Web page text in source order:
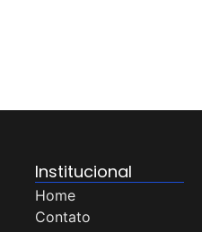
Institucional
Home
Contato